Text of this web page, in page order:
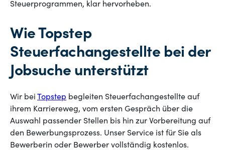
Steuerprogrammen, klar hervorheben.
Wie Topstep
Steuerfachangestellte bei der
Jobsuche unterstützt
Wir bei Topstep begleiten Steuerfachangestellte auf
ihrem Karriereweg, vom ersten Gespräch über die
Auswahl passender Stellen bis hin zur Vorbereitung auf
den Bewerbungsprozess. Unser Service ist für Sie als
Bewerberin oder Bewerber vollständig kostenlos.